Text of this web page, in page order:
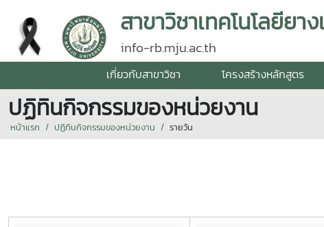
สาขาวิชาเทคโนโลยียา
info-rb.mju.ac.th
เกี่ยวกับสาขาวิชา โครงสร้างหลักสูตร
ปฏิทินกิจกรรมของหน่วยงาน
หน้าแรก ปฏิทินกิจกรรมของหน่วยงาน รายวัน